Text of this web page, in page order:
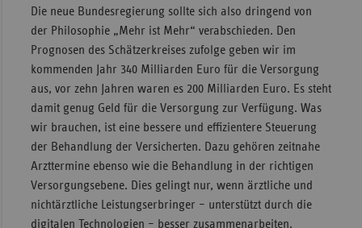
Die neue Bundesregierung sollte sich also dringend von
der Philosophie „Mehr ist Mehr“ verabschieden. Den
Prognosen des Schätzerkreises zufolge geben wir im
kommenden Jahr 340 Milliarden Euro für die Versorgung
aus, vor zehn Jahren waren es 200 Milliarden Euro. Es steht
damit genug Geld für die Versorgung zur Verfügung. Was
wir brauchen, ist eine bessere und effizientere Steuerung
der Behandlung der Versicherten. Dazu gehören zeitnahe
Arzttermine ebenso wie die Behandlung in der richtigen
Versorgungsebene. Dies gelingt nur, wenn ärztliche und
nichtärztliche Leistungserbringer – unterstützt durch die
digitalen Technologien – besser zusammenarbeiten.